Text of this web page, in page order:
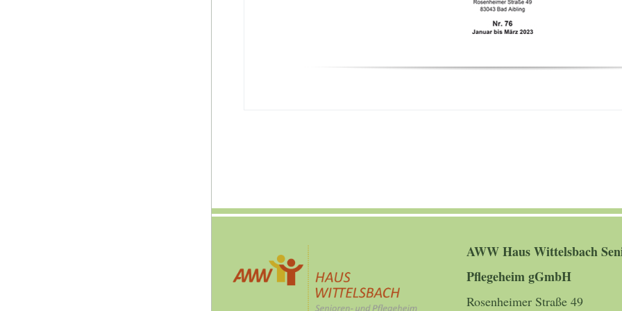
AWW Haus Wittelsbach
Pflegeheim gGmbH
Rosenheimer Straße 49